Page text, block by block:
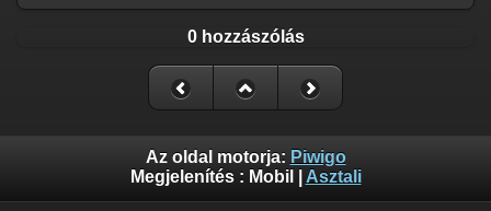
0 hozzászólás
Az oldal motorja: Piwigo
Megjelenítés : Mobil Asztali